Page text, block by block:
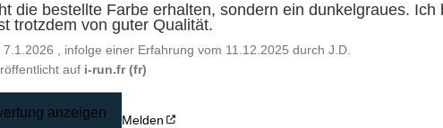
die bestellte Farbe erhalten, sondern ein dunkelgraues.
trotzdem von guter Qualität.
7.1.2026 , infolge einer Erfahrung vom 11.12.2025 durchJ.D.
auf i-run.fr (fr)
anzeigen Melden